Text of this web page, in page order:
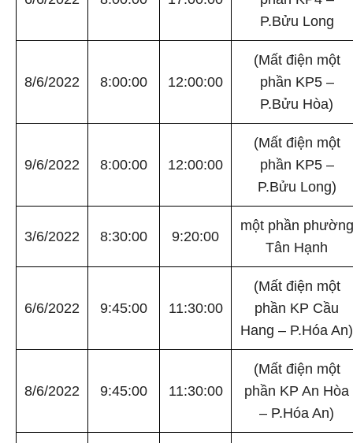
P.Bửu Long
8/6/2022 8:00:00 12:00:00
(Mất điện một
phần KP5 –
P.Bửu Hòa)
9/6/2022 8:00:00 12:00:00
(Mất điện một
phần KP5 –
P.Bửu Long)
3/6/2022 8:30:00 9:20:00
một phần phường
Tân Hạnh
6/6/2022 9:45:00 11:30:00
(Mất điện một
phần KP Cầu
Hang – P.Hóa An)
8/6/2022 9:45:00 11:30:00
(Mất điện một
phần KP An Hòa
– P.Hóa An)